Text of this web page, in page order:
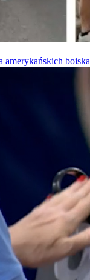
amerykańskich